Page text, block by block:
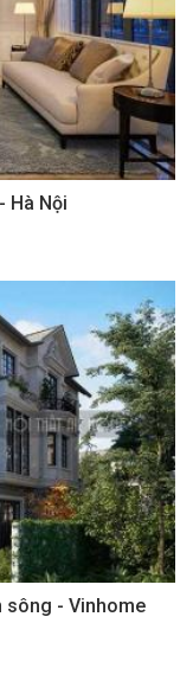
Hà Nội
sông - Vinhome